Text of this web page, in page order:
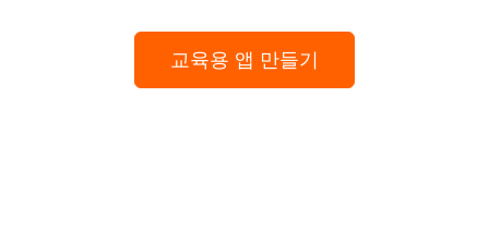
교육용 앱 만들기